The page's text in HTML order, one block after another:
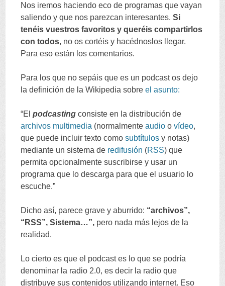
Nos iremos haciendo eco de programas que vayan
saliendo y que nos parezcan interesantes.Si
tenéis vuestros favoritos y queréis compartirlos
con todos, no os cortéis y hacédnoslos llegar.
Para eso están los comentarios.
Para los que no sepáis que es un podcast os dejo
la definición de la Wikipedia sobre el asunto:
“El podcasting consiste en la distribución de
archivos multimedia (normalmente audio o vídeo,
que puede incluir texto como subtítulos y notas)
mediante un sistema de redifusión (RSS)que
permita opcionalmente suscribirse y usar un
programa que lo descarga para que el usuario lo
escuche.”
Dicho así, parece grave y aburrido: “archivos”,
“ RSS”,Sistema…”, pero nada más lejos de la
realidad.
Lo cierto es que el podcast es lo que se podría
denominar la radio 2.0,es decir la radio que
distribuye sus contenidos utilizando internet. Eso